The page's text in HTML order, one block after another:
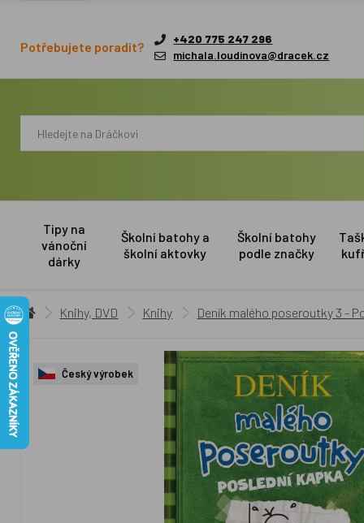
Potřebujete poradit?
+420 775 247 296
michala.loudinova@dracek.cz
Tipy na
vánoční
dárky
Školní batohy a
školní aktovky
Školní batohy
podle značky
Knihy, DVD Knihy Deník malého poseroutky 3 -
Český výrobek